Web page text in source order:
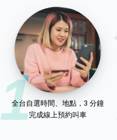
1
全台自選時間、地點，3 分鐘
完成線上預約叫車